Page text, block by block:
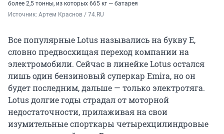
более 2,5 тонны, из которых 665 кг — батарея
Источник: Артем Краснов / 74.RU
Все популярные Lotus назывались на букву E,
словно предвосхищая переход компании на
электромобили. Сейчас в линейке Lotus остался
лишь один бензиновый суперкар Emira, но он
будет последним, дальше — только электротяга.
Lotus долгие годы страдал от моторной
недостаточности, прилаживая на свои
изумительные спорткары четырехцилиндровые